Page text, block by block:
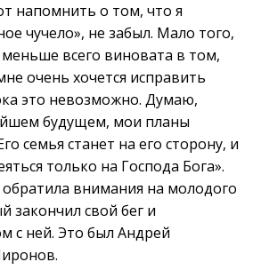
напомнить о том, что я
чучело», не забыл. Мало того,
меньше всего виновата в том,
очень хочется исправить
это невозможно. Думаю,
будущем, мои планы
семья станет на его сторону, и
только на Господа Бога».
внимания на молодого
закончил свой бег и
с ней. Это был Андрей